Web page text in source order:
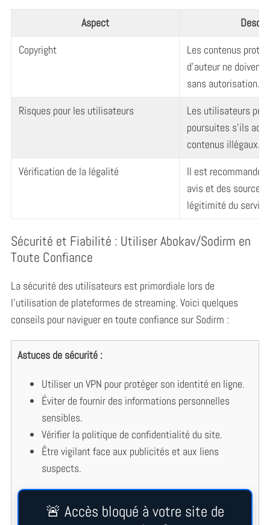
Aspect
Copyright
Les contenus
d’auteur ne
sans autorisation.
Risques pour les utilisateurs
Les utilisateurs
poursuites s’ils
contenus illégaux.
Vérification de la légalité
Il est recommandé
avis et des sources
légitimité du
Sécurité et Fiabilité : Utiliser Abokav/Sodirm en
Toute Confiance
La sécurité des utilisateurs est primordiale lors de
l’utilisation de plateformes de streaming. Voici quelques
conseils pour naviguer en toute confiance sur Sodirm :
Astuces de sécurité :
Utiliser un VPN pour protéger son identité en ligne.
Éviter de fournir des informations personnelles
sensibles.
Vérifier la politique de confidentialité du site.
Être vigilant face aux publicités et aux liens
suspects.
🚨 Accès bloqué à votre site de